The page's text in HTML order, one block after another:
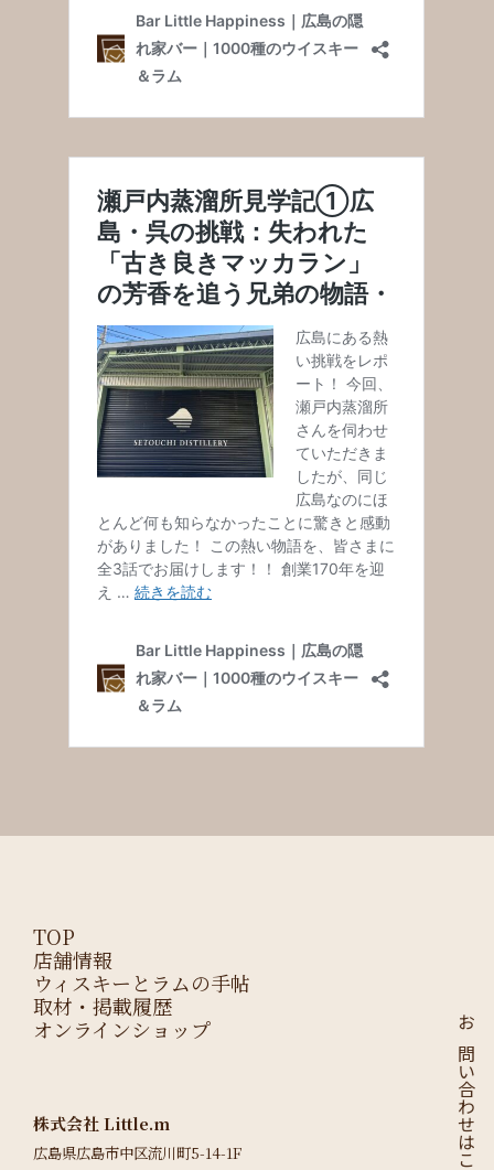
お問い合わせはこちら
TOP
店舗情報
ウィスキーとラムの手帖
取材・掲載履歴
オンラインショップ
株式会社 Little.m
広島県広島市中区流川町5-14-1F